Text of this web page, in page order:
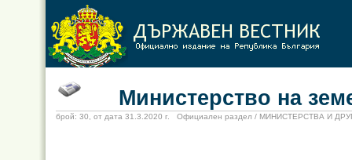
Министерство на
брой: 30, от дата 31.3.2020 г. Официален раздел / МИНИСТЕРСТВА И